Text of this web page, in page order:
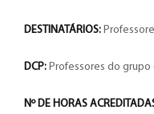
DESTINATÁRIOS:
DCP: Professores do
Nº DE HORAS